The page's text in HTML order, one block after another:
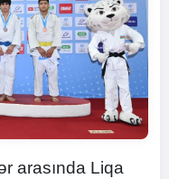
arasında Liqa